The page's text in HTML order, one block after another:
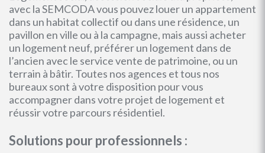
avec la SEMCODA vous pouvez louer un appartement
dans un habitat collectif ou dans une résidence, un
pavillon en ville ou à la campagne, mais aussi acheter
un logement neuf, préférer un logement dans de
l’ancien avec le service vente de patrimoine, ou un
terrain à bâtir. Toutes nos agences et tous nos
bureaux sont à votre disposition pour vous
accompagner dans votre projet de logement et
réussir votre parcours résidentiel.
Solutions pour professionnels :